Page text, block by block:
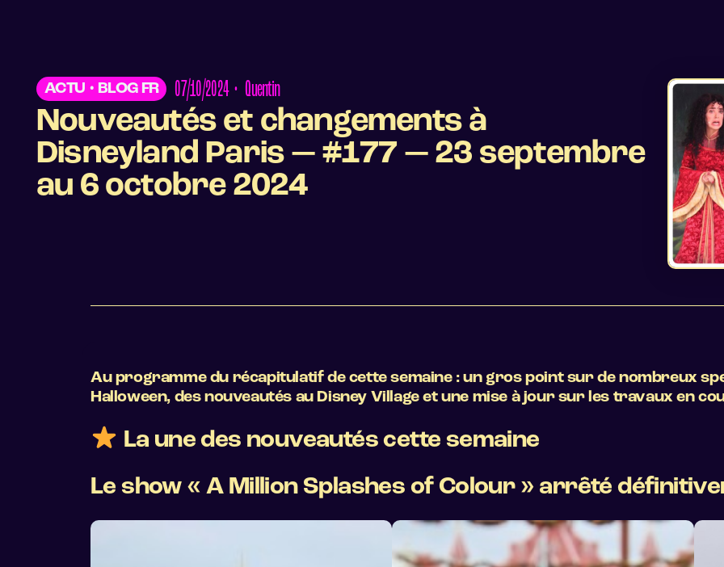
ACTU •BLOG FR 07/10/2024 • Quentin
Nouveautés et changements à
Disneyland Paris — #177 — 23 septembre
au 6 octobre 2024
Au programme du récapitulatif de cette semaine : un gros point sur de nombreux
Halloween, des nouveautés au Disney Village et une mise à jour sur les travaux en
La une des nouveautés cette semaine
Le show « A Million Splashes of Colour » arrêté